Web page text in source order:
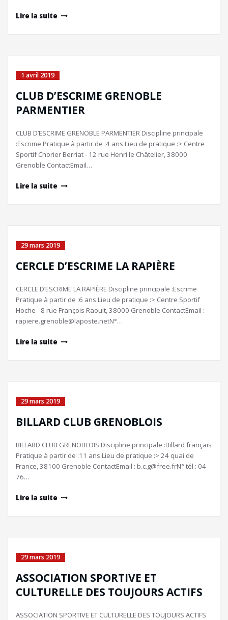
Lire la suite
1 avril 2019
CLUB D’ESCRIME GRENOBLE
PARMENTIER
CLUB D’ESCRIME GRENOBLE PARMENTIER Discipline principale
:Escrime Pratique à partir de :4 ans Lieu de pratique :> Centre
Sportif Chorier Berriat - 12 rue Henri le Châtelier, 38000
Grenoble ContactEmail…
Lire la suite
29 mars 2019
CERCLE D’ESCRIME LA RAPIÈRE
CERCLE D’ESCRIME LA RAPIÈRE Discipline principale :Escrime
Pratique à partir de :6 ans Lieu de pratique :> Centre Sportif
Hoche - 8 rue François Raoult, 38000 Grenoble ContactEmail :
rapiere.grenoble@laposte.netN°…
Lire la suite
29 mars 2019
BILLARD CLUB GRENOBLOIS
BILLARD CLUB GRENOBLOIS Discipline principale :Billard français
Pratique à partir de :11 ans Lieu de pratique :> 24 quai de
France, 38100 Grenoble ContactEmail : b.c.g@free.frN° tél : 04
76…
Lire la suite
29 mars 2019
ASSOCIATION SPORTIVE ET
CULTURELLE DES TOUJOURS ACTIFS
ASSOCIATION SPORTIVE ET CULTURELLE DES TOUJOURS ACTIFS